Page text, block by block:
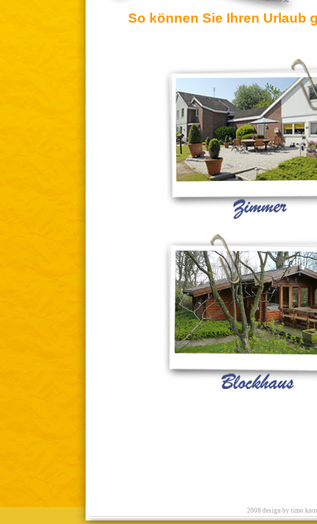
So können Sie Ihren Urlaub
2008 design by timo